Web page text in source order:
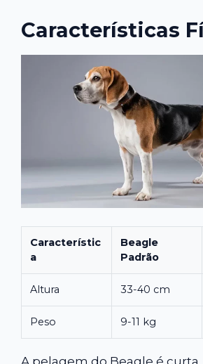
Características
Característic
a
Beagle
Padrão
Altura 33-40 cm
Peso 9-11 kg
A pelagem do Beagle é